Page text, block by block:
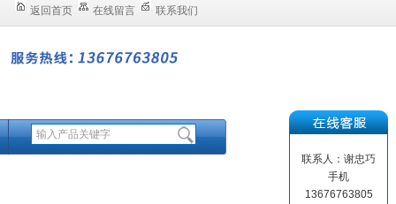
返回首页 在线留言 联系我们
联系人：谢忠巧
手机
13676763805